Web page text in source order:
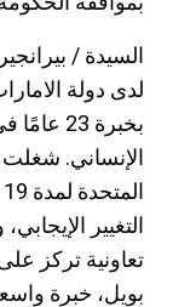
السيدة /
لدى دولة
بخبرة
الإنساني. شغلت
التغيير
تعاونية تركز
بويل، خبرة